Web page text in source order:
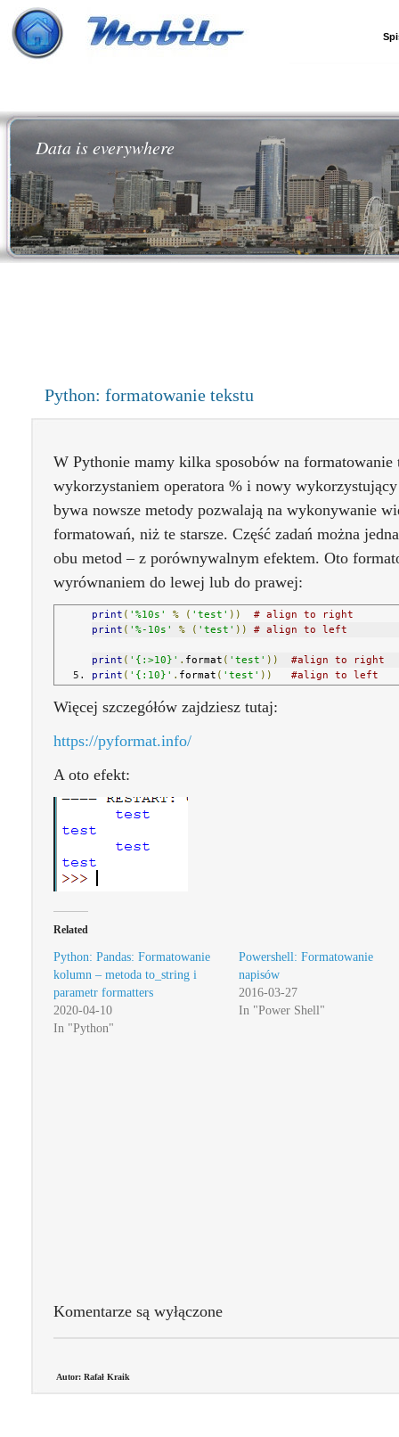
Data is everywhere
Python: formatowanie tekstu
W Pythonie mamy kilka sposobów na
wykorzystaniem operatora % i nowy
bywa nowsze metody pozwalają na wykonywanie
formatowań, niż te starsze. Część zadań można
obu metod – z porównywalnym efektem. Oto
wyrównaniem do lewej lub do prawej:
print ( '%10s' % ( 'test' ))
# align to right
print ( '%-10s' % ( 'test' )) # align to left
print ( '{:>10}' . format ( 'test' ))
#align to right
print ( '{:10}' . format ( 'test' )) #align to left
Więcej szczegółów zajdziesz tutaj:
https://pyformat.info/
A oto efekt:
Related
Python: Pandas: Formatowanie
kolumn – metoda to_string i
parametr formatters
2020-04-10
In "Python"
Powershell: Formatowanie
napisów
2016-03-27
In "Power Shell"
Komentarze są wyłączone
Autor: Rafał Kraik